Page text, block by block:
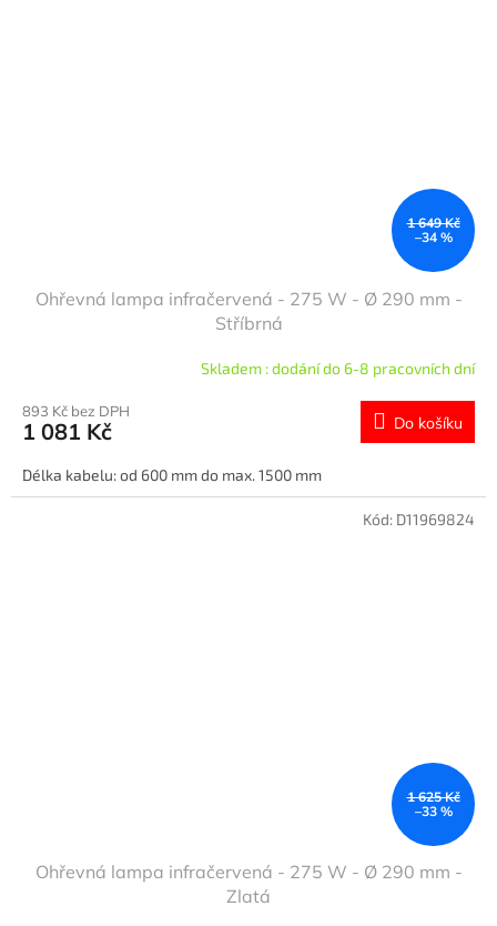
1 649 Kč
–34 %
Ohřevná lampa infračervená - 275 W - Ø 290 mm -
Stříbrná
Skladem : dodání do 6-8 pracovních dní
893 Kč bez DPH
1 081 Kč Do košíku
Délka kabelu: od 600 mm do max. 1500 mm
1 625 Kč
–33 %
Ohřevná lampa infračervená - 275 W - Ø 290 mm -
Zlatá
Kód: D11969824